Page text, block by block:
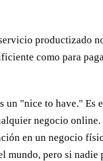
productizado
como para
un "nice to have." Es
negocio online.
en un negocio
mundo, pero si nadie